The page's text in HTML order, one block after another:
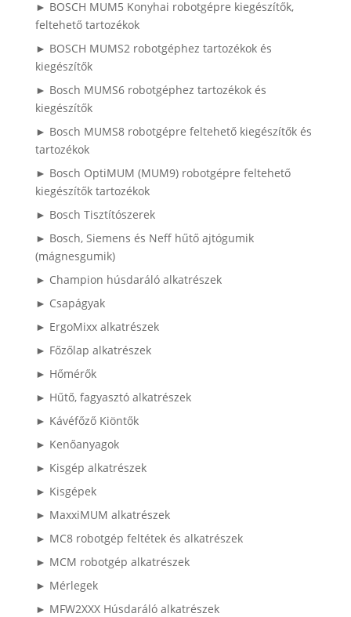
► BOSCH MUM5 Konyhai robotgépre kiegészítők,
feltehető tartozékok
► BOSCH MUMS2 robotgéphez tartozékok és
kiegészítők
► Bosch MUMS6 robotgéphez tartozékok és
kiegészítők
► Bosch MUMS8 robotgépre feltehető kiegészítők és
tartozékok
► Bosch OptiMUM (MUM9) robotgépre feltehető
kiegészítők tartozékok
► Bosch Tisztítószerek
► Bosch, Siemens és Neff hűtő ajtógumik
(mágnesgumik)
► Champion húsdaráló alkatrészek
► Csapágyak
► ErgoMixx alkatrészek
► Főzőlap alkatrészek
► Hőmérők
► Hűtő, fagyasztó alkatrészek
► Kávéfőző Kiöntők
► Kenőanyagok
► Kisgép alkatrészek
► Kisgépek
► MaxxiMUM alkatrészek
► MC8 robotgép feltétek és alkatrészek
► MCM robotgép alkatrészek
► Mérlegek
► MFW2XXX Húsdaráló alkatrészek